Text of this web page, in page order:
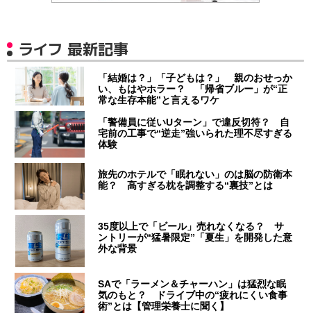
ライフ 最新記事
「結婚は？」「子どもは？」 親のおせっか
い、もはやホラー？ 「帰省ブルー」が“正
常な生存本能”と言えるワケ
「警備員に従いUターン」で違反切符？ 自
宅前の工事で“逆走”強いられた理不尽すぎる
体験
旅先のホテルで「眠れない」のは脳の防衛本
能？ 高すぎる枕を調整する“裏技”とは
35度以上で「ビール」売れなくなる？ サ
ントリーが“猛暑限定”「夏生」を開発した意
外な背景
SAで「ラーメン＆チャーハン」は猛烈な眠
気のもと？ ドライブ中の“疲れにくい食事
術”とは【管理栄養士に聞く】